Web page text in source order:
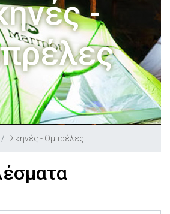
-
Σκηνές - Ομπρέλες